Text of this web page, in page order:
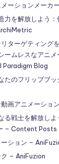
ーションメーカ
力を解放しよう
ターゲティング
ームレスなアニ
Paradigm Blog
たのフリップブッ
画アニメーショ
る戦士を解放し
– Content Posts
ション –
– AniFuzion